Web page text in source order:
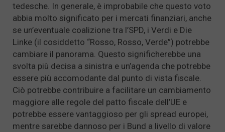
tedesche. In generale, è improbabile che questo voto
abbia molto significato per i mercati finanziari, anche
se un’eventuale coalizione tra l’SPD, i Verdi e Die
Linke (il cosiddetto “Rosso, Rosso, Verde”) potrebbe
cambiare il panorama. Questo significherebbe una
svolta più decisa a sinistra e un’agenda che potrebbe
essere più accomodante dal punto di vista fiscale.
Ciò potrebbe contribuire a facilitare un cambiamento
maggiore alle regole del patto fiscale dell’UE e
potrebbe essere vantaggioso per gli spread europei,
mentre sarebbe dannoso per i Bund a livello di valore